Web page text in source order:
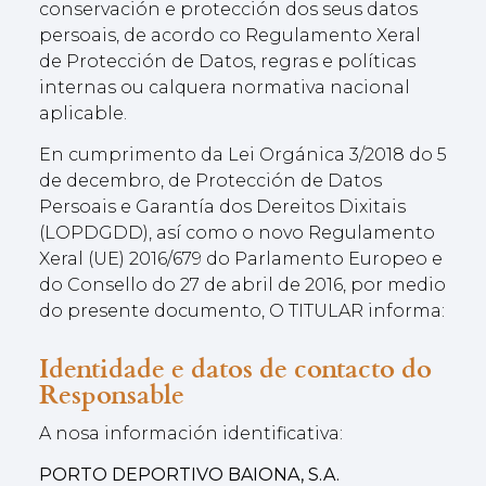
conservación e protección dos seus datos
persoais, de acordo co Regulamento Xeral
de Protección de Datos, regras e políticas
internas ou calquera normativa nacional
aplicable.
En cumprimento da Lei Orgánica 3/2018 do 5
de decembro, de Protección de Datos
Persoais e Garantía dos Dereitos Dixitais
(LOPDGDD), así como o novo Regulamento
Xeral (UE) 2016/679 do Parlamento Europeo e
do Consello do 27 de abril de 2016, por medio
do presente documento, O TITULAR informa:
Identidade e datos de contacto do
Responsable
A nosa información identificativa:
PORTO DEPORTIVO BAIONA, S.A.